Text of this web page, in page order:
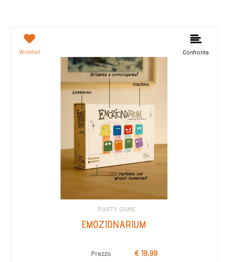
Wishlist Confronta
PARTY GAME
EMOZIONARIUM
Prezzo € 19,99